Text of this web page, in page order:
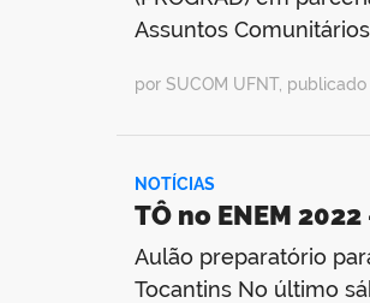
Assuntos
por SUCOM UFNT,
NOTÍCIAS
TÔ no ENEM
Aulão preparatório
Tocantins No último